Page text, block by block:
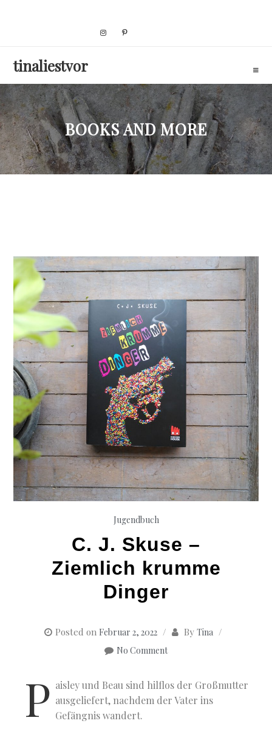
tinaliestvor
BOOKS AND MORE
Jugendbuch
C. J. Skuse –
Ziemlich krumme
Dinger
Posted on Februar 2, 2022 By Tina
No Comment
P aisley und Beau sind hilflos der Großmutter
ausgeliefert, nachdem der Vater ins
Gefängnis wandert.